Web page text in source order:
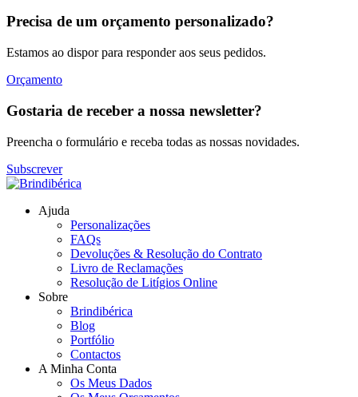
Precisa de um orçamento personalizado?
Estamos ao dispor para responder aos seus pedidos.
Orçamento
Gostaria de receber a nossa newsletter?
Preencha o formulário e receba todas as nossas novidades.
Subscrever
Ajuda
Personalizações
FAQs
Devoluções & Resolução do Contrato
Livro de Reclamações
Resolução de Litígios Online
Sobre
Brindibérica
Blog
Portfólio
Contactos
A Minha Conta
Os Meus Dados